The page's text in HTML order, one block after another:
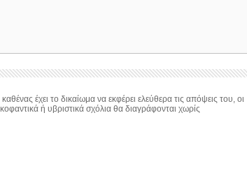
έχει το δικαίωμα να εκφέρει ελεύθερα τις απόψεις του, οι
ή υβριστικά σχόλια θα διαγράφονται χωρίς